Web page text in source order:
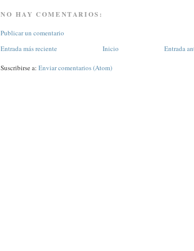
NO HAY COMENTARIOS:
Publicar un comentario
Entrada más reciente
Entrada
Inicio
Suscribirse a: Enviar comentarios (Atom)